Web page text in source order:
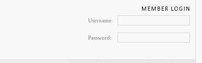
Username:
Password: